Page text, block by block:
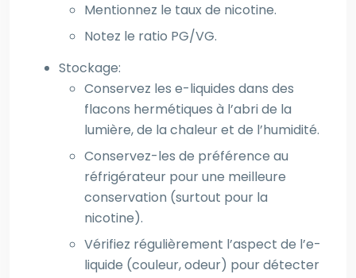
Mentionnez le taux de nicotine.
Notez le ratio PG/VG.
Stockage:
Conservez les e-liquides dans des
flacons hermétiques à l’abri de la
lumière, de la chaleur et de l’humidité.
Conservez-les de préférence au
réfrigérateur pour une meilleure
conservation (surtout pour la
nicotine).
Vérifiez régulièrement l’aspect de l’e-
liquide (couleur, odeur) pour détecter